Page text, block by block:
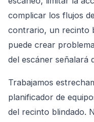
complicar los flujos
contrario, un recinto
puede crear
del escáner señalará
Trabajamos
planificador de
del recinto blindado.